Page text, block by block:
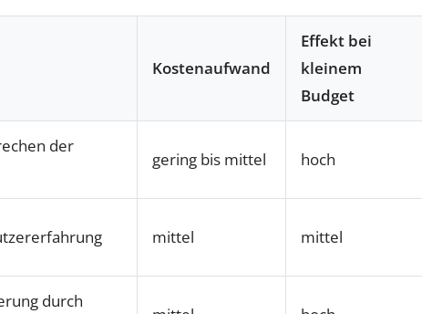
Kostenaufwand
Effekt bei
kleinem
Budget
der
gering bis mittel hoch
mittel mittel
durch